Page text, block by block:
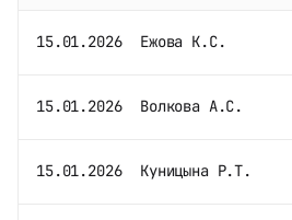
15.01.2026 Ежова К.С.
15.01.2026 Волкова А.С.
15.01.2026 Куницына Р.Т.